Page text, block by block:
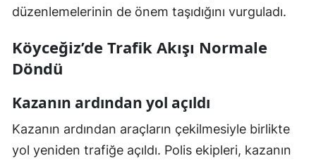
düzenlemelerinin de önem taşıdığını vurguladı.
Köyceğiz’de Trafik Akışı Normale
Döndü
Kazanın ardından yol açıldı
Kazanın ardından araçların çekilmesiyle birlikte
yol yeniden trafiğe açıldı. Polis ekipleri, kazanın